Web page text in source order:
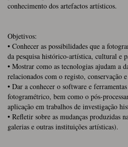
conhecimento dos artefactos artísticos.
Objetivos:
• Conhecer as possibilidades que a
da pesquisa histórico-artística, cultural e
• Mostrar como as tecnologias ajudam a
relacionados com o registo, conservação
• Dar a conhecer o software e
fotogramétrico, bem como o pós-
aplicação em trabalhos de investigação
• Refletir sobre as mudanças produzidas
galerias e outras instituições artísticas).